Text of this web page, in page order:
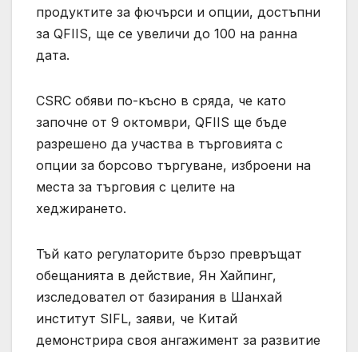
продуктите за фючърси и опции, достъпни
за QFIIS, ще се увеличи до 100 на ранна
дата.
CSRC обяви по-късно в сряда, че като
започне от 9 октомври, QFIIS ще бъде
разрешено да участва в търговията с
опции за борсово търгуване, изброени на
места за търговия с целите на
хеджирането.
Тъй като регулаторите бързо превръщат
обещанията в действие, Ян Хайпинг,
изследовател от базирания в Шанхай
институт SIFL, заяви, че Китай
демонстрира своя ангажимент за развитие